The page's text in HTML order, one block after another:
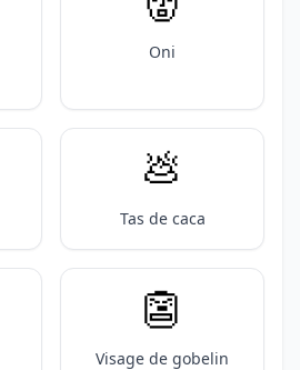
Oni
💩
Tas de caca
👺
Visage de gobelin